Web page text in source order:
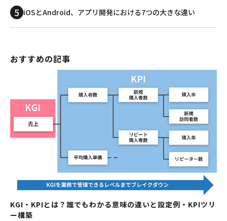
iOSとAndroid、アプリ開発における7つの大きな違い
おすすめの記事
KGI・KPIとは？誰でもわかる意味の違いと設定例・KPIツリ
ー構築